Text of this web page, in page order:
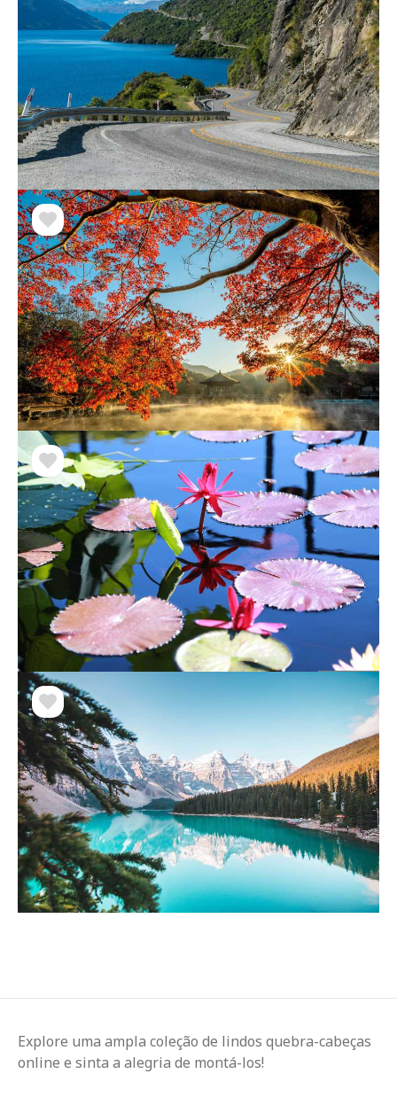
Explore uma ampla coleção de lindos quebra-cabeças
online e sinta a alegria de montá-los!